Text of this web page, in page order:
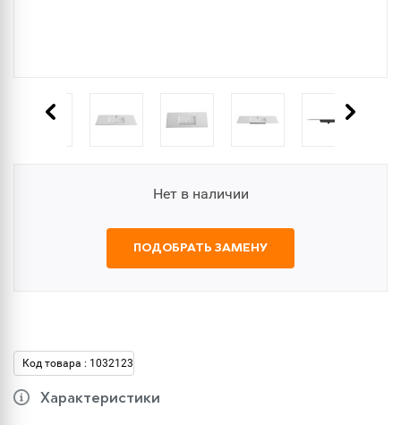
Нет в наличии
ПОДОБРАТЬ ЗАМЕНУ
Код товара : 1032123
Характеристики